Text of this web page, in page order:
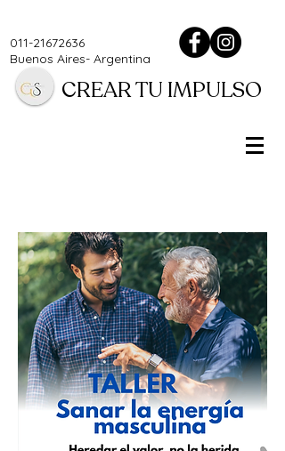
011-21672636
Buenos Aires- Argentina
CREAR TU IMPULSO